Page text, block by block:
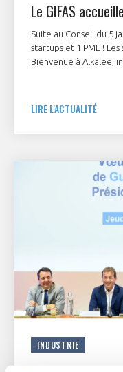
Le GIFAS
Suite au Conseil du 5
startups et 1 PME !
Bienvenue à Alkalee,
LIRE L'ACTUALITÉ
INDUSTRIE